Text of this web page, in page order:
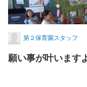
第２保育園スタッフ
願い事が叶います